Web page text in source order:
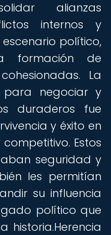
alianzas
internos y
político,
formación de
La
para negociar y
duraderos fue
y éxito en
Estos
seguridad y
les permitían
su influencia
político que